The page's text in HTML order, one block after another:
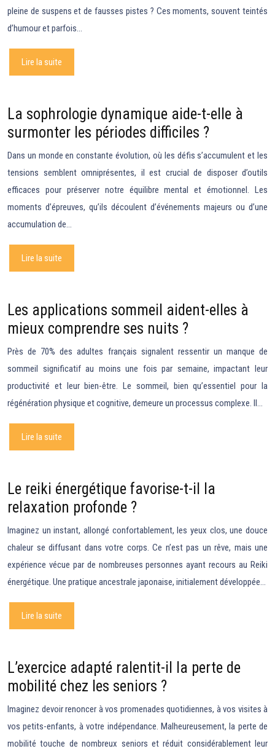
pleine de suspens et de fausses pistes ? Ces moments, souvent teintés
d’humour et parfois…
Lire la suite
La sophrologie dynamique aide-t-elle à
surmonter les périodes difficiles ?
Dans un monde en constante évolution, où les défis s’accumulent et les
tensions semblent omniprésentes, il est crucial de disposer d’outils
efficaces pour préserver notre équilibre mental et émotionnel. Les
moments d’épreuves, qu’ils découlent d’événements majeurs ou d’une
accumulation de…
Lire la suite
Les applications sommeil aident-elles à
mieux comprendre ses nuits ?
Près de 70% des adultes français signalent ressentir un manque de
sommeil significatif au moins une fois par semaine, impactant leur
productivité et leur bien-être. Le sommeil, bien qu’essentiel pour la
régénération physique et cognitive, demeure un processus complexe. Il…
Lire la suite
Le reiki énergétique favorise-t-il la
relaxation profonde ?
Imaginez un instant, allongé confortablement, les yeux clos, une douce
chaleur se diffusant dans votre corps. Ce n’est pas un rêve, mais une
expérience vécue par de nombreuses personnes ayant recours au Reiki
énergétique. Une pratique ancestrale japonaise, initialement développée…
Lire la suite
L’exercice adapté ralentit-il la perte de
mobilité chez les seniors ?
Imaginez devoir renoncer à vos promenades quotidiennes, à vos visites à
vos petits-enfants, à votre indépendance. Malheureusement, la perte de
mobilité touche de nombreux seniors et réduit considérablement leur